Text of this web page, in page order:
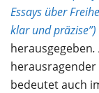
Essays über
klar und präzise”)
herausgegeben.
bedeutet auch